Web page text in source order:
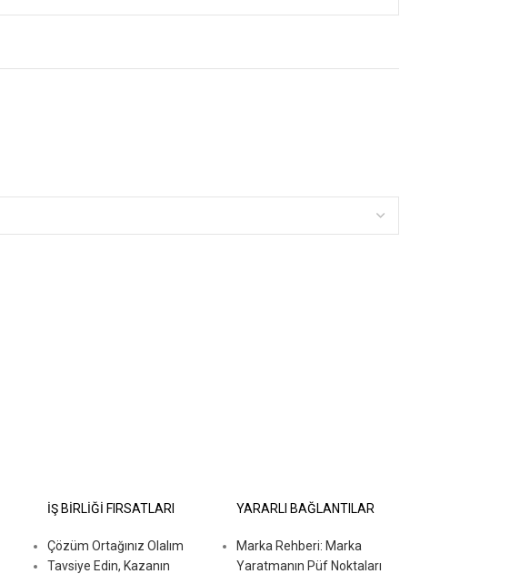
İŞ BİRLİĞİ FIRSATLARI
Çözüm Ortağınız Olalım
Tavsiye Edin, Kazanın
YARARLI BAĞLANTILAR
Marka Rehberi: Marka
Yaratmanın Püf Noktaları